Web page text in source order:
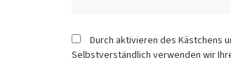
Durch aktivieren des Kästchens
Selbstverständlich verwenden wir